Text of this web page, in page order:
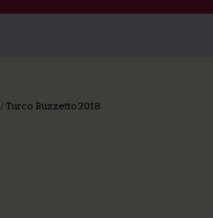
/Turco Buzzetto 2018